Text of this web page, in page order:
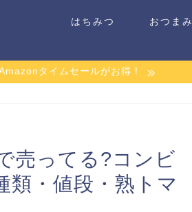
はちみつ おつまみ
タイムセールがお得！
売ってる?コンビ
類・値段・熟トマ